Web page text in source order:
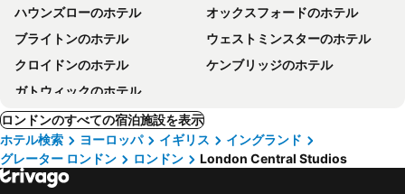
ハウンズローのホテル
オックスフォードのホテル
ブライトンのホテル
ウェストミンスターのホテル
クロイドンのホテル
ケンブリッジのホテル
ガトウィックのホテル
ロンドンのすべての宿泊施設を表示
ホテル検索
ヨーロッパ イギリス
イングランド
グレーター ロンドン
ロンドン London Central Studios